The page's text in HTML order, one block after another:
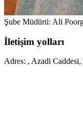
Şube Müdürü: Ali
İletişim yolları
Adres: , Azadi